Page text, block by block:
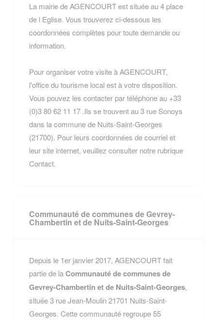
La mairie de AGENCOURT est située au 4 place
de l Eglise. Vous trouverez ci-dessous les
coordonnées complètes pour toute demande ou
information.
Pour organiser votre visite à AGENCOURT,
l'office du tourisme local est à votre disposition.
Vous pouvez les contacter par téléphone au +33
(0)3 80 62 11 17 .Ils se trouvent au 3 rue Sonoys
dans la commune de Nuits-Saint-Georges
(21700). Pour leurs coordonnées de courriel et
leur site internet, veuillez consulter notre rubrique
Contact.
Communauté de communes de Gevrey-
Chambertin et de Nuits-Saint-Georges
Depuis le 1er janvier 2017, AGENCOURT fait
partie de laCommunauté de communes de
Gevrey-Chambertin et de Nuits-Saint-Georges,
située 3 rue Jean-Moulin 21701 Nuits-Saint-
Georges. Cette communauté regroupe 55